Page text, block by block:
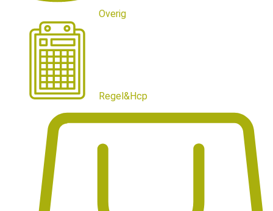
Overig
Regel&Hcp